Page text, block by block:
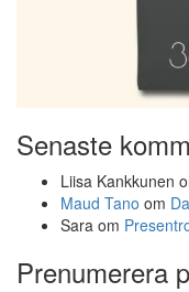
Senaste
Liisa Kankkunen
Maud Tano om
Sara om
Prenumerera